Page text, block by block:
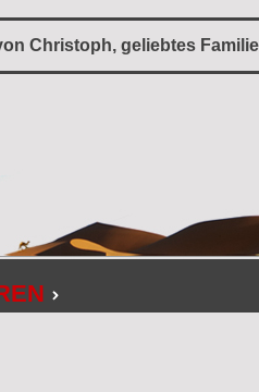
Christoph, geliebtes